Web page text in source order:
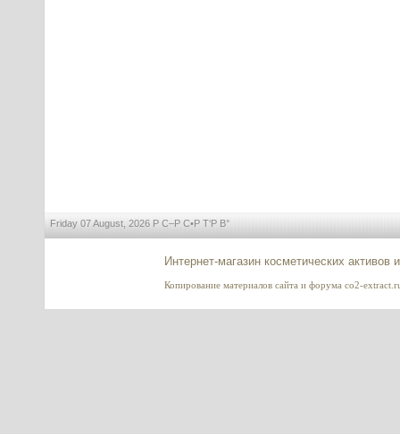
Friday 07 August, 2026 Р С–Р С•Р Т‘Р В°
Интернет-магазин косметических
Копирование материалов сайта и форума co2-